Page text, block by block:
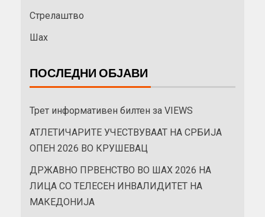
Стрелаштво
Шах
ПОСЛЕДНИ ОБЈАВИ
Трет информативен билтен за VIEWS
АТЛЕТИЧАРИТЕ УЧЕСТВУВААТ НА СРБИЈА
ОПЕН 2026 ВО КРУШЕВАЦ
ДРЖАВНО ПРВЕНСТВО ВО ШАХ 2026 НА
ЛИЦА СО ТЕЛЕСЕН ИНВАЛИДИТЕТ НА
МАКЕДОНИЈА